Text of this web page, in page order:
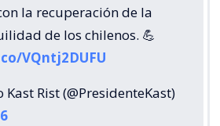
la recuperación de la
de los chilenos. 💪
VQntj2DUFU
Rist (@PresidenteKast)